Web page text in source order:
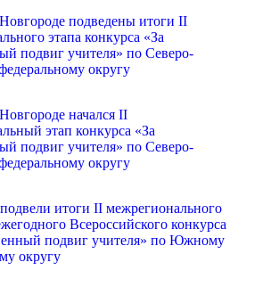
подведены итоги II
этапа конкурса «За
подвиг учителя» по Северо-
округу
начался II
этап конкурса «За
подвиг учителя» по Северо-
округу
итоги II межрегионального
Всероссийского конкурса
подвиг учителя» по Южному
округу